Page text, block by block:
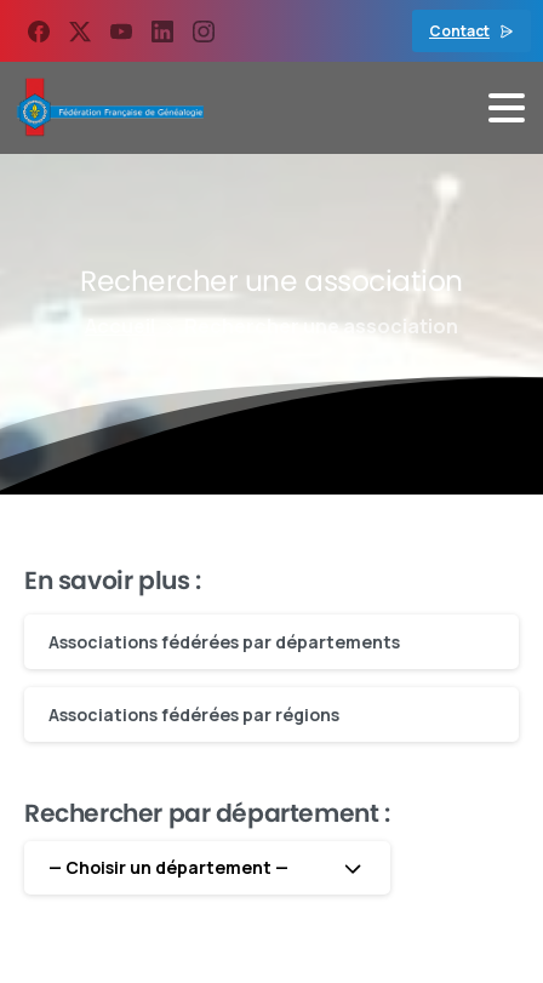
principal
Contact
Rechercher une association
Rechercher une association
En savoir plus :
Associations fédérées par départements
Associations fédérées par régions
Rechercher par département :
— Choisir un département —